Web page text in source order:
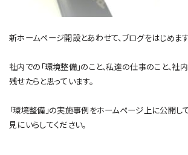
新ホームページ開設とあわせて、ブログをはじめます
社内での「環境整備」のこと、私達の仕事のこと、
残せたらと思っています。
「環境整備」の実施事例をホームページ上に公開し
見にいらしてください。